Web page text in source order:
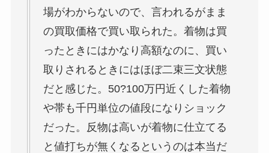
場がわからないので、言われるがまま
の買取価格で買い取られた。着物は買
ったときにはかなり高額なのに、買い
取りされるときにはほぼ二束三文状態
だと感じた。50?100万円近くした着物
や帯も千円単位の値段になりショック
だった。反物は高いが着物に仕立てる
と値打ちが無くなるというのは本当だ